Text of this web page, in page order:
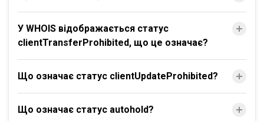
У WHOIS відображається статус
clientTransferProhibited, що це означає?
Що означає статус clientUpdateProhibited?
Що означає статус autohold?